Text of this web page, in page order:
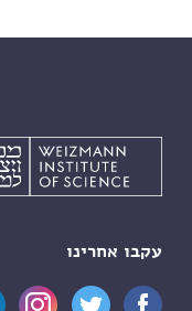
עקבו אחרינו